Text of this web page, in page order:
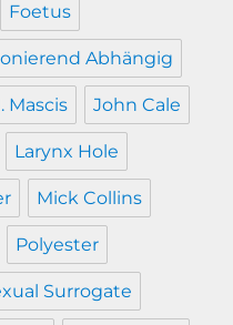
Foetus
Abhängig
Mascis John Cale
Larynx Hole
Mick Collins
Polyester
Surrogate